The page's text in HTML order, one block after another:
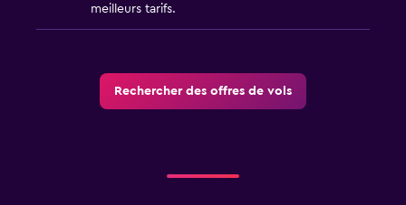
meilleurs tarifs.
Rechercher des offres de vols